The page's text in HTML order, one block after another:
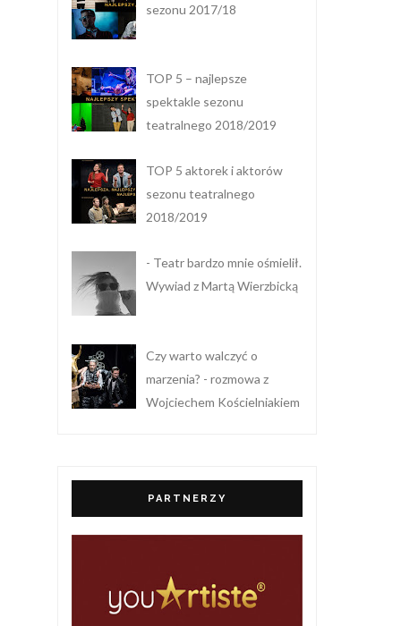
sezonu 2017/18
TOP 5 – najlepsze
spektakle sezonu
teatralnego 2018/2019
TOP 5 aktorek i aktorów
sezonu teatralnego
2018/2019
- Teatr bardzo mnie ośmielił.
Wywiad z Martą Wierzbicką
Czy warto walczyć o
marzenia? - rozmowa z
Wojciechem Kościelniakiem
PARTNERZY